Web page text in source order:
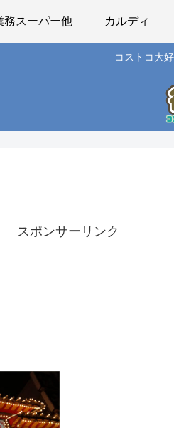
コストコ大
務スーパー他 カルディ
スポンサーリンク